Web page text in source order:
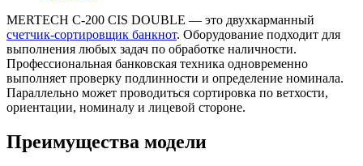
MERTECH C-200 CIS DOUBLE — это двухкарманный
счетчик-сортировщик банкнот. Оборудование подходит для
выполнения любых задач по обработке наличности.
Профессиональная банковская техника одновременно
выполняет проверку подлинности и определение номинала.
Параллельно может проводиться сортировка по ветхости,
ориентации, номиналу и лицевой стороне.
Преимущества модели